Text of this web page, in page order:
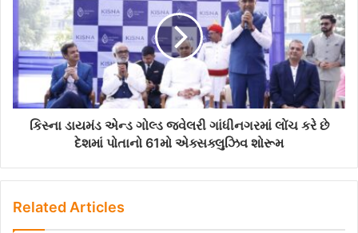
કિસ્ના ડાયમંડ એન્ડ ગોલ્ડ જ્વેલરી ગાંધીનગરમાં લોંચ કરે છે
દેશમાં પોતાનો 61મો એક્સક્લુઝિવ શોરૂમ
Related Articles